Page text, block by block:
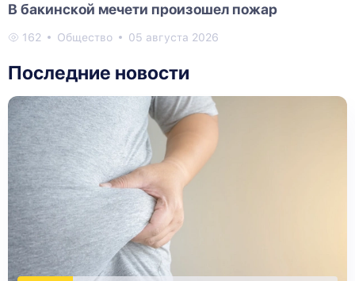
В бакинской мечети произошел пожар
162 Общество 05 августа 2026
Последние новости